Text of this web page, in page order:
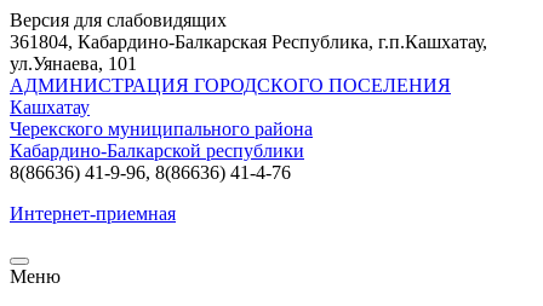
Версия для слабовидящих
361804, Кабардино-Балкарская Республика, г.п.Кашхатау,
ул.Уянаева, 101
АДМИНИСТРАЦИЯ ГОРОДСКОГО ПОСЕЛЕНИЯ
Кашхатау
Черекского муниципального района
Кабардино-Балкарской республики
8(86636) 41-9-96, 8(86636) 41-4-76
Интернет-приемная
Меню